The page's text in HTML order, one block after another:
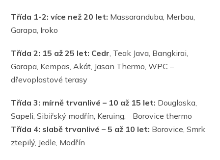
Třída 1-2: více než 20 let: Massaranduba, Merbau,
Garapa, Iroko
Třída 2: 15 až 25 let: Cedr, Teak Java, Bangkirai,
Garapa, Kempas, Akát, Jasan Thermo, WPC –
dřevoplastové terasy
Třída 3: mírně trvanlivé – 10 až 15 let: Douglaska,
Sapeli, Sibiřský modřín, Keruing, Borovice thermo
Třída 4: slabě trvanlivé – 5 až 10 let: Borovice, Smrk
ztepilý, Jedle, Modřín